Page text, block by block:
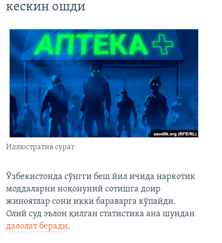
кескин ошди
Иллюстратив сурат
Ўзбекистонда сўнгги беш йил ичида наркотик
моддаларни ноқонуний сотишга доир
жиноятлар сони икки бараварга кўпайди.
Олий суд эълон қилган статистика ана шундан
далолат беради.